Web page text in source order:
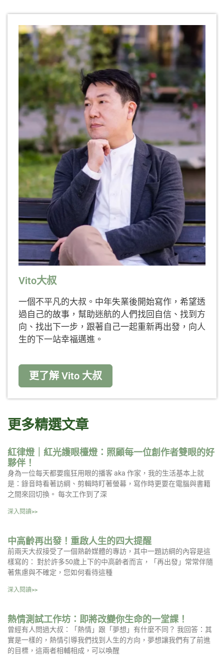
Vito大叔
一個不平凡的大叔。中年失業後開始寫作，希望透
過自己的故事，幫助迷航的人們找回自信、找到方
向、找出下一步，跟著自己一起重新再出發，向人
生的下一站幸福邁進。
更了解 Vito 大叔
更多精選文章
紅律燈｜紅光護眼檯燈：照顧每一位創作者雙眼的好
夥伴！
身為一位每天都要瘋狂用眼的播客 aka 作家，我的生活基本上就
是：錄音時看著訪綱、剪輯時盯著螢幕，寫作時更要在電腦與書籍
之間來回切換。 每次工作到了深
深入閱讀>>
中高齡再出發！重啟人生的四大提醒
前兩天大叔接受了一個熟齡媒體的專訪，其中一題訪綱的內容是這
樣寫的： 對於許多50歲上下的中高齡者而言，「再出發」常常伴隨
著焦慮與不確定，您如何看待這種
深入閱讀>>
熱情測試工作坊：即將改變你生命的一堂課！
曾經有人問過大叔：「熱情」跟「夢想」有什麼不同？ 我回答：其
實是一樣的，熱情引導我們找到人生的方向，夢想讓我們有了前進
的目標，這兩者相輔相成，可以喚醒